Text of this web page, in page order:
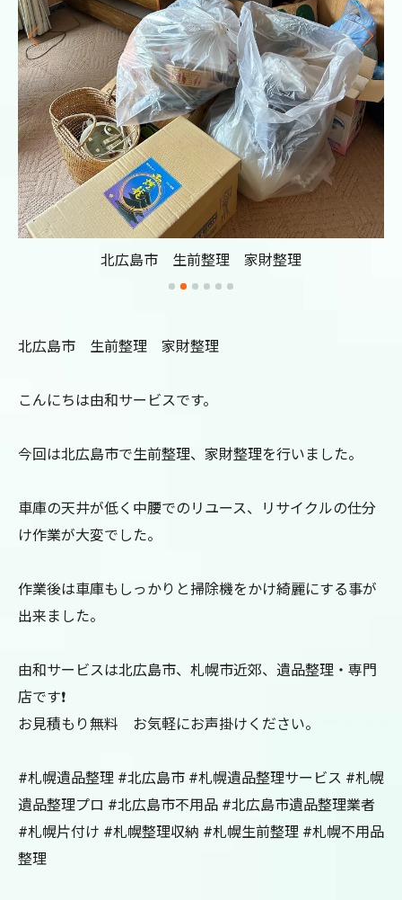
北広島市 生前整理 家財整理
北広島市 生前整理 家財整理
こんにちは由和サービスです。
今回は北広島市で生前整理、家財整理を行いました。
車庫の天井が低く中腰でのリユース、リサイクルの仕分
け作業が大変でした。
作業後は車庫もしっかりと掃除機をかけ綺麗にする事が
出来ました。
由和サービスは北広島市、札幌市近郊、遺品整理・専門
店です❗️
お見積もり無料 お気軽にお声掛けください。
#札幌遺品整理 #北広島市 #札幌遺品整理サービス #札幌
遺品整理プロ #北広島市不用品 #北広島市遺品整理業者
#札幌片付け #札幌整理収納 #札幌生前整理 #札幌不用品
整理